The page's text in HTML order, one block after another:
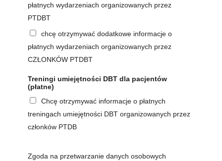
płatnych wydarzeniach organizowanych przez
PTDBT
chcę otrzymywać dodatkowe informacje o
płatnych wydarzeniach organizowanych przez
CZŁONKÓW PTDBT
Treningi umiejętności DBT dla pacjentów
(płatne)
Chcę otrzymywać informacje o płatnych
treningach umiejętności DBT organizowanych przez
członków PTDB
Zgoda na przetwarzanie danych osobowych